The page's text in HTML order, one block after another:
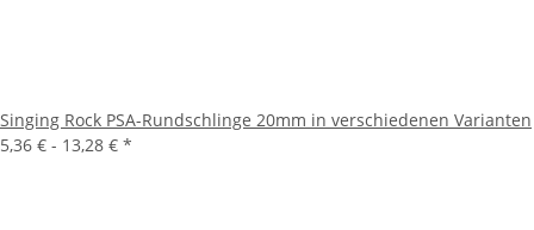
Singing Rock PSA-Rundschlinge 20mm in verschiedenen Varianten
5,36 € - 13,28 € *